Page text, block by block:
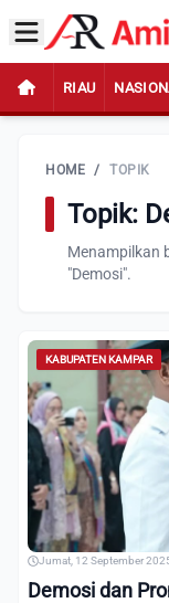
RIAU
HOME / TOPIK
Topik:
Menampilkan
"Demosi".
KABUPATEN KAMPAR
Jumat, 12 September
Demosi dan